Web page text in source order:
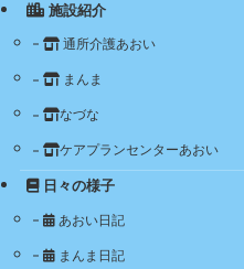
施設紹介
通所介護あおい
まんま
なづな
ケアプランセンターあおい
日々の様子
あおい日記
まんま日記